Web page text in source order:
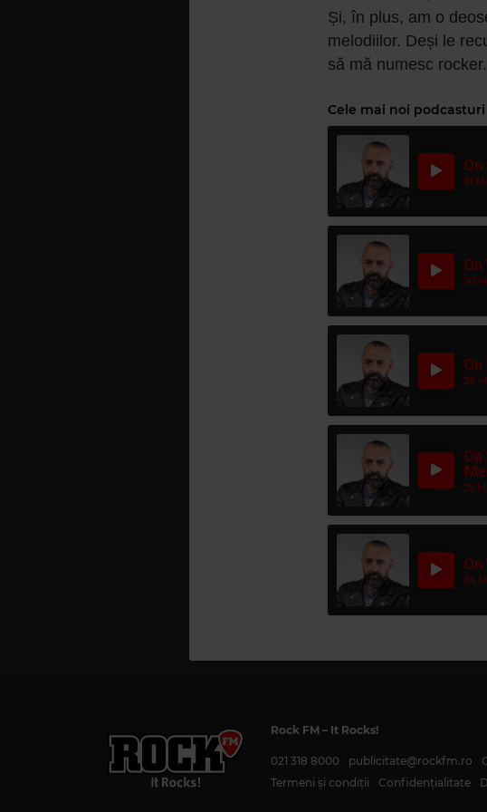
Și, în plus, am o
melodiilor. Deși le
să mă numesc rocker.
Cele mai noi podcasturi
31
30
29
25
24
Rock FM– It Rocks!
021 318 8000 publicitate@rockfm.ro
Termeni și condiții
Confidențialitate